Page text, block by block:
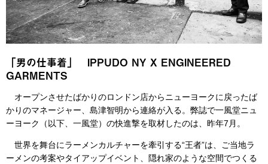
「男の仕事着」 IPPUDO NY X ENGINEERED
GARMENTS
オープンさせたばかりのロンドン店からニューヨークに戻ったば
かりのマネージャー、島津智明から連絡が入る。弊誌で一風堂ニュ
ーヨーク（以下、一風堂）の快進撃を取材したのは、昨年7月。
世界を舞台にラーメンカルチャーを牽引する“王者”は、ご当地ラ
ーメンの考案やタイアップイベント、隠れ家のような空間でつくる